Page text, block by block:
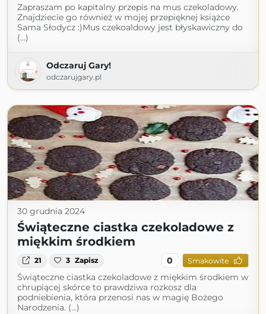
Zapraszam po kapitalny przepis na mus czekoladowy.
Znajdziecie go również w mojej przepięknej książce
Sama Słodycz :)Mus czekoaldowy jest błyskawiczny do
(...)
Odczaruj Gary!
odczarujgary.pl
30 grudnia 2024
Świąteczne ciastka czekoladowe z
miękkim środkiem
21 3 Zapisz 0 Smakowite
Świąteczne ciastka czekoladowe z miękkim środkiem w
chrupiącej skórce to prawdziwa rozkosz dla
podniebienia, która przenosi nas w magię Bożego
Narodzenia. (...)